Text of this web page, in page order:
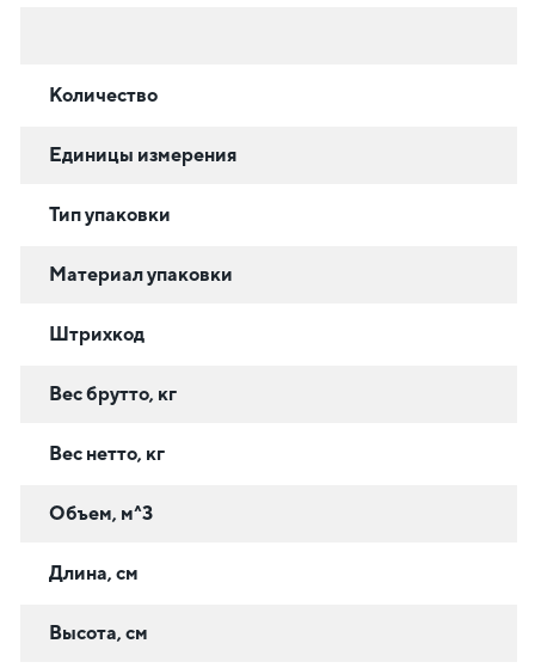
Количество
Единицы измерения
Тип упаковки
Материал упаковки
Штрихкод
Вес брутто, кг
Вес нетто, кг
Объем, м^3
Длина, см
Высота, см